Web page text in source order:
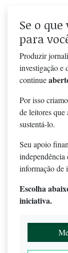
Se o
para
Produzir
investigação e
continue
Por isso
de leitores que
sustentá-lo.
Seu apoio
informação de
Escolha
iniciativa.